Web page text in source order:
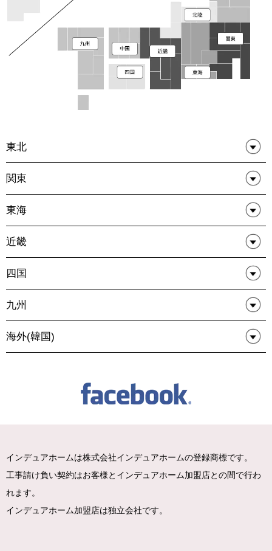
東北
関東
東海
近畿
四国
九州
海外(韓国)
インデュアホームは株式会社インデュアホームの登録商標です。
工事請け負い契約はお客様とインデュアホーム加盟店との間で行わ
れます。
インデュアホーム加盟店は独立会社です。